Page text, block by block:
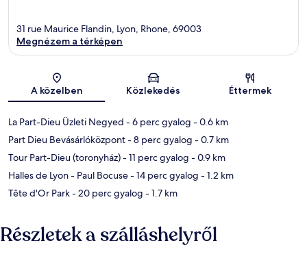
Térkép
31 rue Maurice Flandin, Lyon, Rhone, 69003
Megnézem a térképen
A közelben Közlekedés Éttermek
La Part-Dieu Üzleti Negyed - 6 perc gyalog - 0.6 km
Part Dieu Bevásárlóközpont- 8 perc gyalog - 0.7 km
Tour Part-Dieu (toronyház)- 11 perc gyalog - 0.9 km
Halles de Lyon - Paul Bocuse- 14 perc gyalog - 1.2 km
Tête d'Or Park- 20 perc gyalog - 1.7 km
Részletek a szálláshelyről